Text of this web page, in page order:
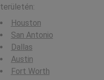
területén:
Houston
San Antonio
Dallas
Austin
Fort Worth